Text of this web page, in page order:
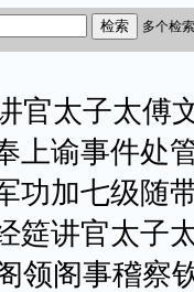
太子太傅
上谕事件处
功加七级随
筵讲官太子
阁事稽察